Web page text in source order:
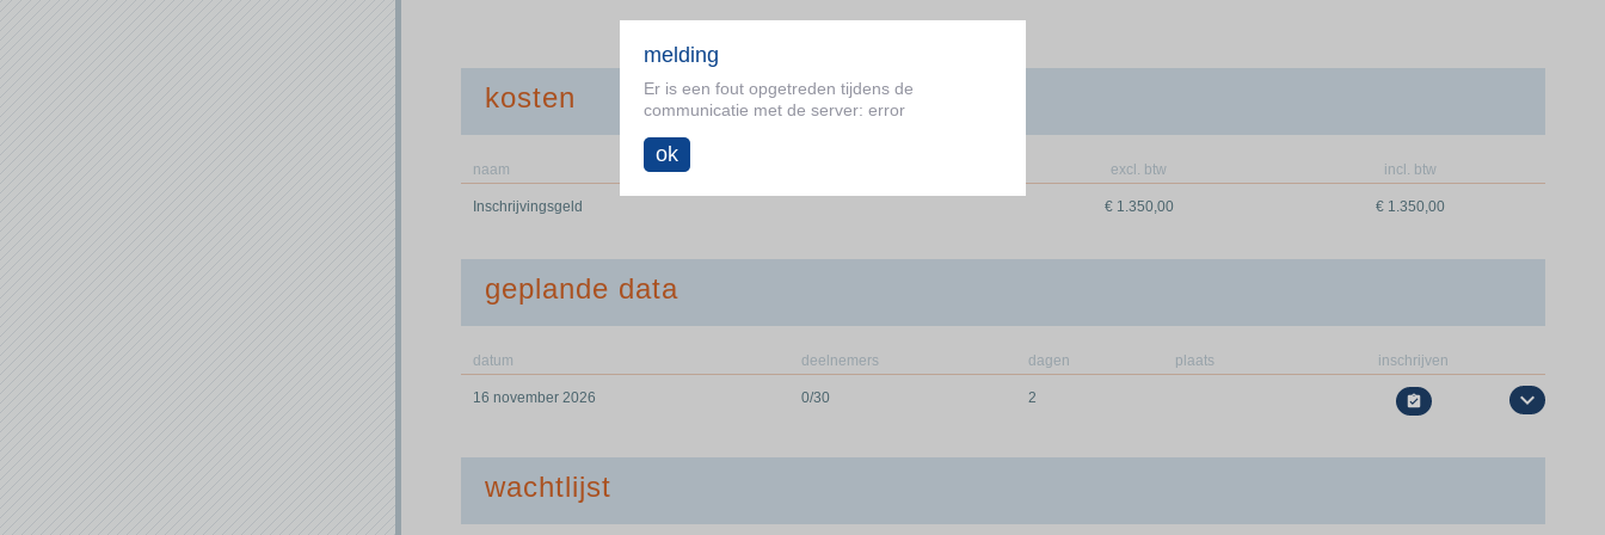
kosten
naam excl. btw incl. btw
Inschrijvingsgeld € 1.350,00 € 1.350,00
geplande data
datum deelnemers dagen plaats inschrijven
16 november 2026 0/30 2 
wachtlijst
melding
Er is een fout opgetreden tijdens de
communicatie met de server: error
ok